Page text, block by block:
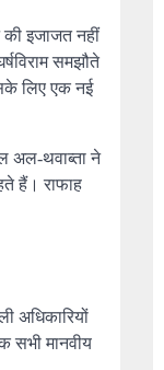
इजाजत नहीं
समझौते
लिए एक नई
अल-थवाब्ता ने
हैं। राफाह
अधिकारियों
सभी मानवीय